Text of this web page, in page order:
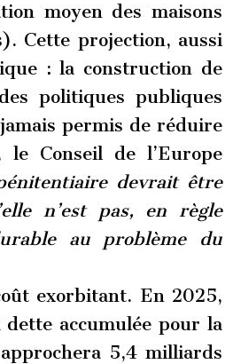
moyen des maisons
Cette projection, aussi
: la construction de
politiques publiques
jamais permis de réduire
le Conseil de l’Europe
devrait être
n’est pas, en règle
au problème du
exorbitant. En 2025,
accumulée pour la
5,4 milliards